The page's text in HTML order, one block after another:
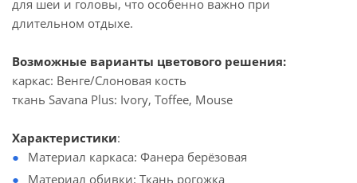
для шеи и головы, что особенно важно при
длительном отдыхе.
Возможные варианты цветового решения:
каркас: Венге/Слоновая кость
ткань Savana Plus: Ivory, Toffee, Mouse
Характеристики:
Материал каркаса: Фанера берёзовая
Материал обивки: Ткань рогожка